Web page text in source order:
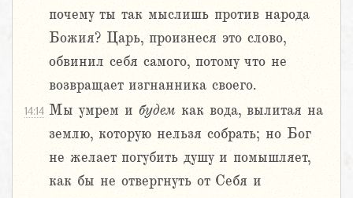
почему ты так мыслишь против народа
Божия? Царь, произнеся это слово,
обвинил себя самого, потому что не
возвращает изгнанника своего.
14:14 Мы умрем и будем как вода, вылитая на
землю, которую нельзя собрать; но Бог
не желает погубить душу и помышляет,
как бы не отвергнуть от Себя и